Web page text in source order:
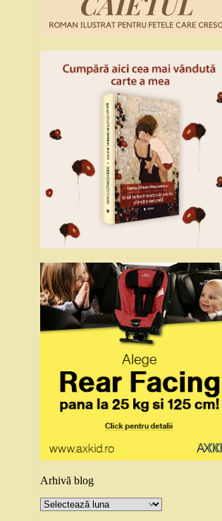
Arhivă blog
Arhivă
blog